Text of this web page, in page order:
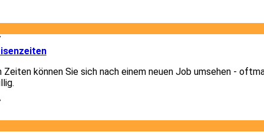
Zeiten können Sie sich nach einem neuen Job umsehen -